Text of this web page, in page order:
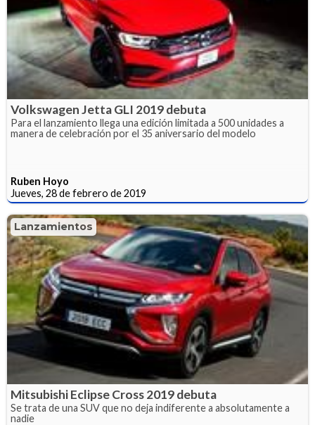
Volkswagen Jetta GLI 2019 debuta
Para el lanzamiento llega una edición limitada a 500 unidades a
manera de celebración por el 35 aniversario del modelo
Ruben Hoyo
Jueves, 28 de febrero de 2019
Lanzamientos
Mitsubishi Eclipse Cross 2019 debuta
Se trata de una SUV que no deja indiferente a absolutamente a
nadie